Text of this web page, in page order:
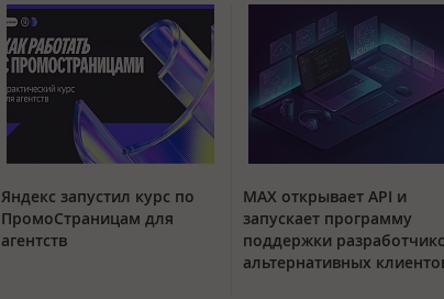
Яндекс запустил курс по
ПромоСтраницам для
агентств
MAX открывает API и
запускает программу
поддержки
альтернативных